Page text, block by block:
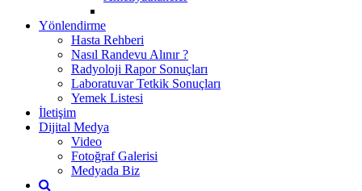
Yönlendirme
Hasta Rehberi
Nasıl Randevu Alınır ?
Radyoloji Rapor Sonuçları
Laboratuvar Tetkik Sonuçları
Yemek Listesi
İletişim
Dijital Medya
Video
Fotoğraf Galerisi
Medyada Biz